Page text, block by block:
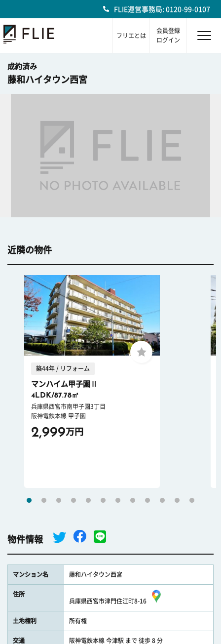
FLIE運営事務局: 0120-99-0107
フリエとは
会員登録
ログイン
成約済み
藤和ハイタウン西宮
近隣の物件
築44年 / リフォーム
マンハイム甲子園Ⅱ
4LDK/87.78㎡
兵庫県西宮市南甲子園3丁目
阪神電鉄本線 甲子園
2,999万円
物件情報
マンション名 藤和ハイタウン西宮
住所
兵庫県西宮市津門住江町8-16
土地権利 所有権
交通
阪神電鉄本線 今津駅 まで 徒歩 8 分